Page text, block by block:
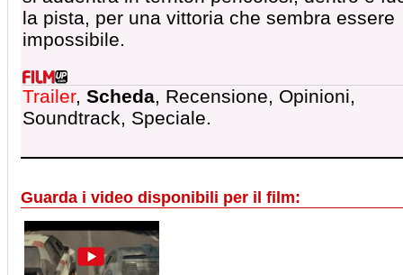
la pista, per una vittoria che sembra essere
impossibile.
Trailer, Scheda, Recensione, Opinioni,
Soundtrack, Speciale.
Guarda i video disponibili per il film: